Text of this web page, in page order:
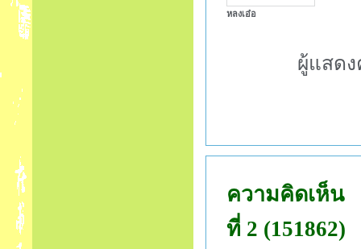
หลงเอ๋อ
ผู้แสด
ความคิดเห็น
ที่ 2 (151862)